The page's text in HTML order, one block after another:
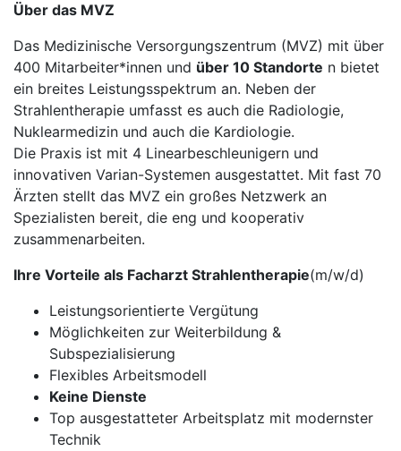
Über das MVZ
Das Medizinische Versorgungszentrum (MVZ) mit über
400 Mitarbeiter*innen und über 10 Standorte n bietet
ein breites Leistungsspektrum an. Neben der
Strahlentherapie umfasst es auch die Radiologie,
Nuklearmedizin und auch die Kardiologie.
Die Praxis ist mit 4 Linearbeschleunigern und
innovativen Varian-Systemen ausgestattet. Mit fast 70
Ärzten stellt das MVZ ein großes Netzwerk an
Spezialisten bereit, die eng und kooperativ
zusammenarbeiten.
Ihre Vorteile als Facharzt Strahlentherapie(m/w/d)
Leistungsorientierte Vergütung
Möglichkeiten zur Weiterbildung &
Subspezialisierung
Flexibles Arbeitsmodell
Keine Dienste
Top ausgestatteter Arbeitsplatz mit modernster
Technik